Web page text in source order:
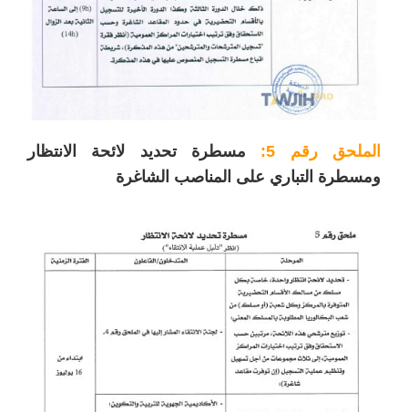
الملحق رقم 5:
مسطرة تحديد لائحة الانتظار
ومسطرة التباري على المناصب الشاغرة